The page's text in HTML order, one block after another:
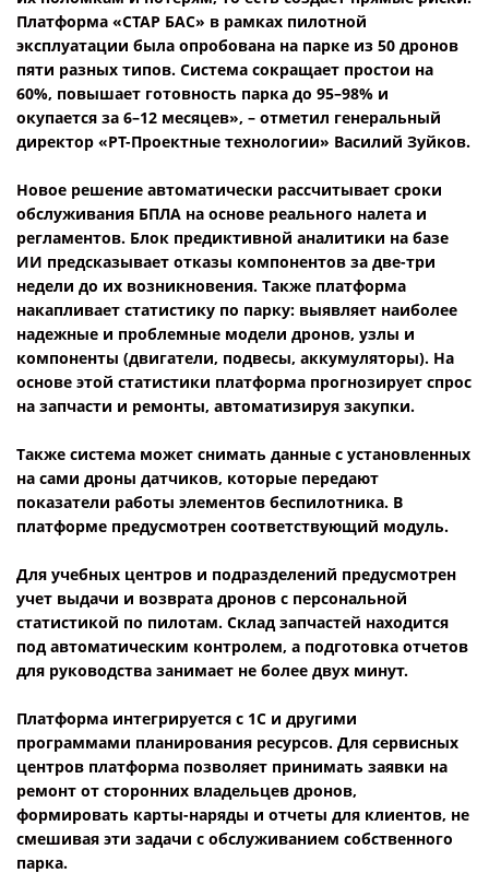
Платформа «СТАР БАС» в рамках пилотной
эксплуатации была опробована на парке из 50 дронов
пяти разных типов. Система сокращает простои на
60%, повышает готовность парка до 95–98% и
окупается за 6–12 месяцев», – отметил генеральный
директор «РТ-Проектные технологии» Василий Зуйков.
Новое решение автоматически рассчитывает сроки
обслуживания БПЛА на основе реального налета и
регламентов. Блок предиктивной аналитики на базе
ИИ предсказывает отказы компонентов за две-три
недели до их возникновения. Также платформа
накапливает статистику по парку: выявляет наиболее
надежные и проблемные модели дронов, узлы и
компоненты (двигатели, подвесы, аккумуляторы). На
основе этой статистики платформа прогнозирует спрос
на запчасти и ремонты, автоматизируя закупки.
Также система может снимать данные с установленных
на сами дроны датчиков, которые передают
показатели работы элементов беспилотника. В
платформе предусмотрен соответствующий модуль.
Для учебных центров и подразделений предусмотрен
учет выдачи и возврата дронов с персональной
статистикой по пилотам. Склад запчастей находится
под автоматическим контролем, а подготовка отчетов
для руководства занимает не более двух минут.
Платформа интегрируется с 1С и другими
программами планирования ресурсов. Для сервисных
центров платформа позволяет принимать заявки на
ремонт от сторонних владельцев дронов,
формировать карты-наряды и отчеты для клиентов, не
смешивая эти задачи с обслуживанием собственного
парка.